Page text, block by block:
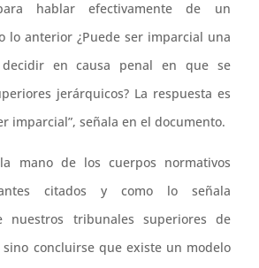
hablar efectivamente de un
lo anterior ¿Puede ser imparcial una
en causa penal en que se
jerárquicos? La respuesta es
imparcial”, señala en el documento.
mano de los cuerpos normativos
antes citados y como lo señala
nuestros tribunales superiores de
concluirse que existe un modelo